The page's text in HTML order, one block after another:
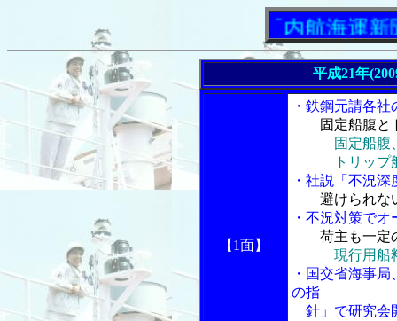
「内航海運新聞」ニ
平成21年
【1面】
・鉄鋼元請各
固定船腹と
固定船腹
トリップ船
・社説「不況
避けられな
・不況対策でオ
荷主も一定
現行用船
・国交省海事
の指
針」で研究会